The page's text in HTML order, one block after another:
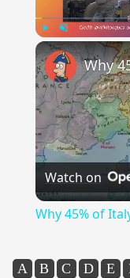
Play Unmute
Watch on
Why 45% of
A B C D E